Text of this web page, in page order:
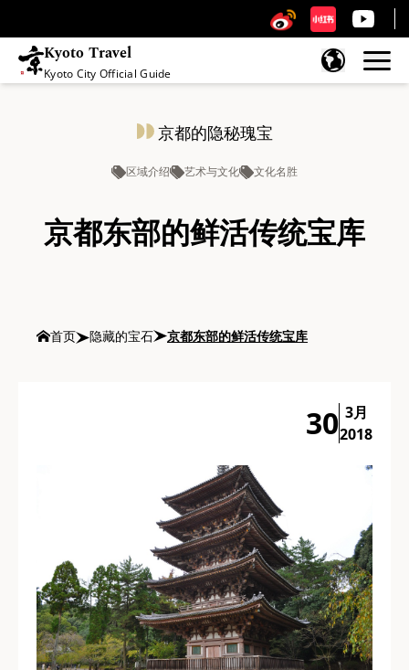
Kyoto Travel
Kyoto City Official Guide
京都的隐秘瑰宝
区域介绍 艺术与文化 文化名胜
京都东部的鲜活传统宝库
首页 隐藏的宝石 京都东部的鲜活传统宝库
30 3月
2018